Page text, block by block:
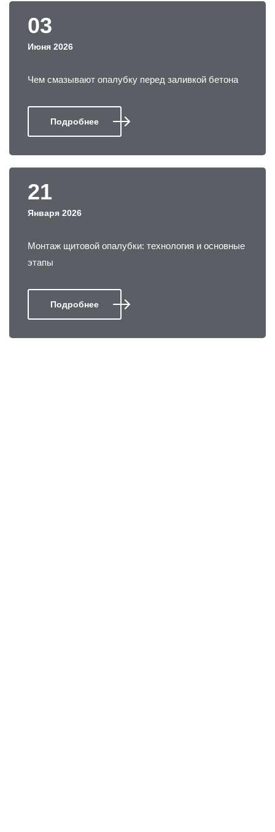
03
Июня 2026
Чем смазывают опалубку перед заливкой бетона
Подробнее
21
Января 2026
Монтаж щитовой опалубки: технология и основные
этапы
Подробнее